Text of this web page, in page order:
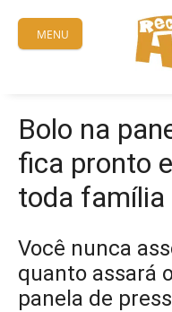
content
MENU
Bolo na
fica pronto
toda família
Você nunca
quanto assará
panela de